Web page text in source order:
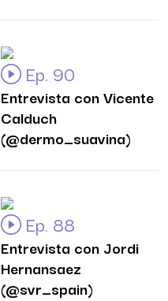
Ep. 90
Entrevista con Vicente
Calduch
(@dermo_suavina)
Ep. 88
Entrevista con Jordi
Hernansaez
(@svr_spain)